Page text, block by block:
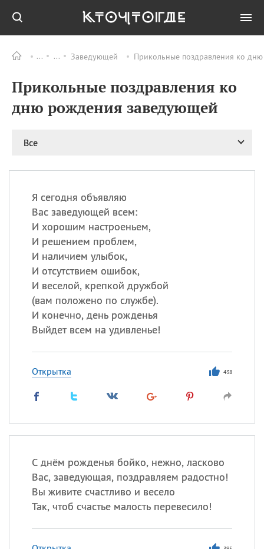
Заведующей Прикольные поздравления ко
Прикольные поздравления ко
дню рождения заведующей
Все
Я сегодня объявляю
Вас заведующей всем:
И хорошим настроеньем,
И решением проблем,
И наличием улыбок,
И отсутствием ошибок,
И веселой, крепкой дружбой
(вам положено по службе).
И конечно, день рожденья
Выйдет всем на удивленье!
Открытка 438
С днём рожденья бойко, нежно, ласково
Вас, заведующая, поздравляем радостно!
Вы живите счастливо и весело
Так, чтоб счастье малость перевесило!
ПРАЗДНИКИ Все
06.08 Преображение
Господне у западных
христиан
Романа и Давида
07.08
ИМЕНА
Сегодня празднуют именины
Кристина
Посмотреть значениеи